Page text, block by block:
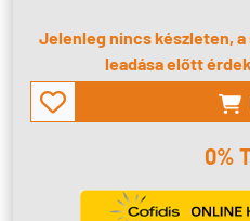
Jelenleg nincs készleten,
leadása előtt
0%